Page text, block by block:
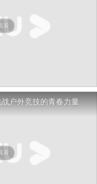
看
户外竞技的青春力量
看